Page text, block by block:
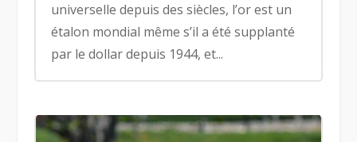
universelle depuis des siècles, l’or est un
étalon mondial même s’il a été supplanté
par le dollar depuis 1944, et...